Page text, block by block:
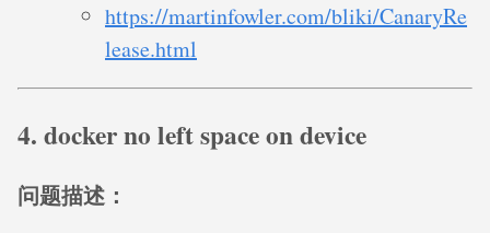
https://martinfowler.com/bliki/CanaryRe
lease.html
4. docker no left space on device
问题描述：